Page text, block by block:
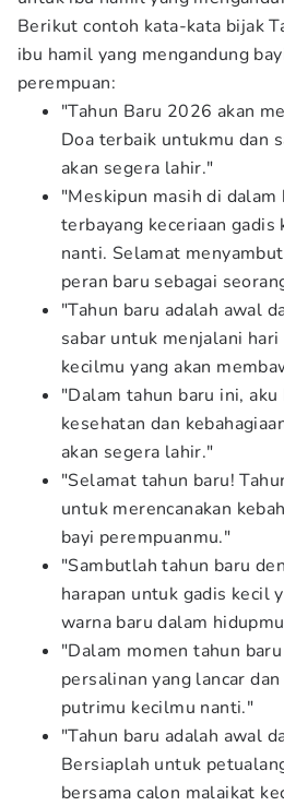
Berikut contoh kata-kata bijak
ibu hamil yang mengandung
perempuan:
"Tahun Baru 2026 akan
Doa terbaik untukmu dan
akan segera lahir."
"Meskipun masih di dalam
terbayang keceriaan gadis
nanti. Selamat
peran baru sebagai
"Tahun baru adalah awal
sabar untuk menjalani
kecilmu yang akan
"Dalam tahun baru ini,
kesehatan dan
akan segera lahir."
"Selamat tahun baru!
untuk merencanakan
bayi perempuanmu."
"Sambutlah tahun baru
harapan untuk gadis kecil
warna baru dalam
"Dalam momen tahun
persalinan yang lancar
putrimu kecilmu nanti."
"Tahun baru adalah awal
Bersiaplah untuk
bersama calon malaikat